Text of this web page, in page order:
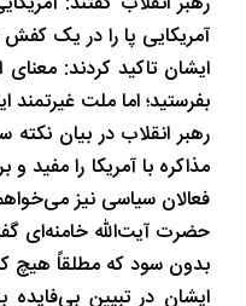
آمریکایی پا را در یک کفش
ایشان تاکید کردند:
بفرستید؛ ‌اما ملت
رهبر انقلاب در بیان
مذاکره با آمریکا را
فعالان سیاسی نیز
بدون سود که مطلقاً هیچ
ایشان در تبیین بی‌فایده